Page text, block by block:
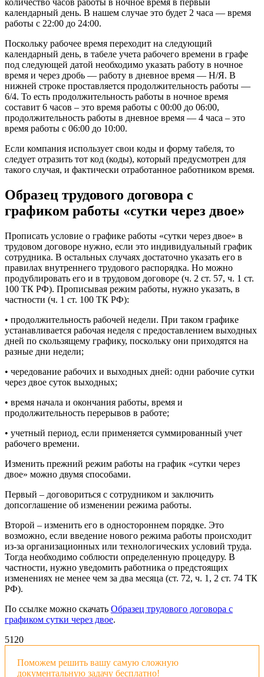
календарный день. В нашем случае это будет 2 часа — время
работы с 22:00 до 24:00.
Поскольку рабочее время переходит на следующий
календарный день, в табеле учета рабочего времени в графе
под следующей датой необходимо указать работу в ночное
время и через дробь — работу в дневное время — Н/Я. В
нижней строке проставляется продолжительность работы —
6/4. То есть продолжительность работы в ночное время
составит 6 часов – это время работы с 00:00 до 06:00,
продолжительность работы в дневное время — 4 часа – это
время работы с 06:00 до 10:00.
Если компания использует свои коды и форму табеля, то
следует отразить тот код (коды), который предусмотрен для
такого случая, и фактически отработанное работником время.
Образец трудового договора с
графиком работы «сутки через двое»
Прописать условие о графике работы «сутки через двое» в
трудовом договоре нужно, если это индивидуальный график
сотрудника. В остальных случаях достаточно указать его в
правилах внутреннего трудового распорядка. Но можно
продублировать его и в трудовом договоре (ч. 2 ст. 57, ч. 1 ст.
100 ТК РФ). Прописывая режим работы, нужно указать, в
частности (ч. 1 ст. 100 ТК РФ):
• продолжительность рабочей недели. При таком графике
устанавливается рабочая неделя с предоставлением выходных
дней по скользящему графику, поскольку они приходятся на
разные дни недели;
• чередование рабочих и выходных дней: одни рабочие сутки
через двое суток выходных;
• время начала и окончания работы, время и
продолжительность перерывов в работе;
• учетный период, если применяется суммированный учет
рабочего времени.
Изменить прежний режим работы на график «сутки через
двое» можно двумя способами.
Первый – договориться с сотрудником и заключить
допсоглашение об изменении режима работы.
Второй – изменить его в одностороннем порядке. Это
возможно, если введение нового режима работы происходит
из-за организационных или технологических условий труда.
Тогда необходимо соблюсти определенную процедуру. В
частности, нужно уведомить работника о предстоящих
изменениях не менее чем за два месяца (ст. 72, ч. 1, 2 ст. 74 ТК
РФ).
По ссылке можно скачать Образец трудового договора с
графиком сутки через двое.
51 20
Поможем решить вашу самую сложную
документальную задачу бесплатно!